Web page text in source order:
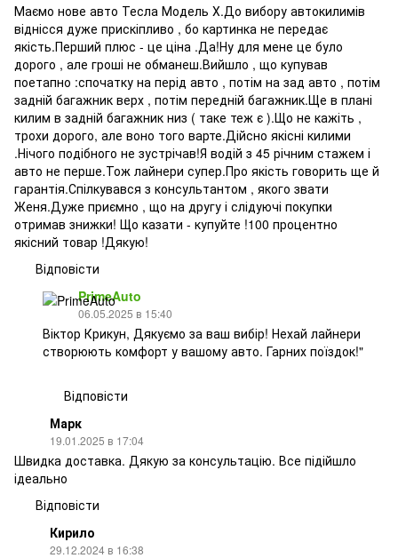
Маємо нове авто Тесла Модель Х.До вибору автокилимів
віднісся дуже прискіпливо , бо картинка не передає
якість.Перший плюс - це ціна .Да!Ну для мене це було
дорого , але гроші не обманеш.Вийшло , що купував
поетапно :спочатку на перід авто , потім на зад авто , потім
задній багажник верх , потім передній багажник.Ще в плані
килим в задній багажник низ ( таке теж є ).Що не кажіть ,
трохи дорого, але воно того варте.Дійсно якісні килими
.Нічого подібного не зустрічав!Я водій з 45 річним стажем і
авто не перше.Тож лайнери супер.Про якість говорить ще й
гарантія.Спілкувався з консультантом , якого звати
Женя.Дуже приємно , що на другу і слідуючі покупки
отримав знижки! Що казати - купуйте !100 процентно
якісний товар !Дякую!
Відповісти
PrimeAuto
06.05.2025 в 15:40
Віктор Крикун, Дякуємо за ваш вибір! Нехай лайнери
створюють комфорт у вашому авто. Гарних поїздок!"
Відповісти
Марк
19.01.2025 в 17:04
Швидка доставка. Дякую за консультацію. Все підійшло
ідеально
Відповісти
Кирило
29.12.2024 в 16:38